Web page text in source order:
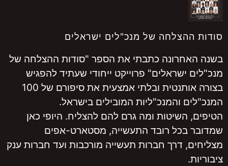
סודות ההצלחה של מנכ"לים ישראלים
בשנה האחרונה כתבתי את הספר "סודות ההצלחה של
מנכ"לים ישראלים" פרוייקט ייחודי שעתיד להפגיש
בצורה אותנטית ובלתי אמצעית את סיפורם של 100
המנכ"לים והמנכ"ליות המובילים בישראל.
הטיפים, השיטות ומה גרם להם להצליח. היופי כאן
שמדובר בכל רובד התעשייה, מסטארט-אפים
מצליחים, דרך חברות תעשייה מורכבות ועד חברות ענק
ציבוריות.